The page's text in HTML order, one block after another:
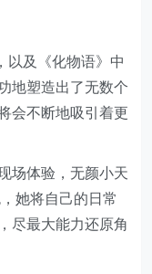
以及《化物语》中
地塑造出了无数个
会不断地吸引着更
场体验，无颜小天
她将自己的日常
尽最大能力还原角